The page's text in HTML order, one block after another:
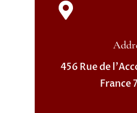

456 Rue de
France